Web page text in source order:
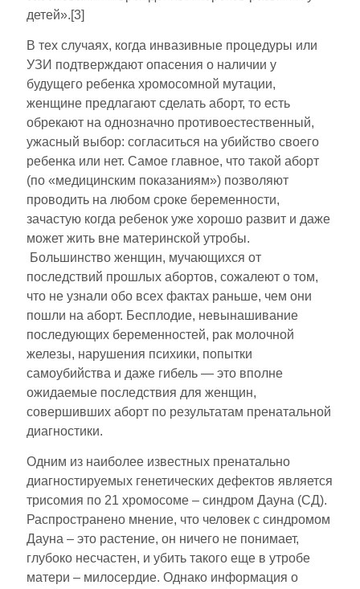
детей».[3]
В тех случаях, когда инвазивные процедуры или
УЗИ подтверждают опасения о наличии у
будущего ребенка хромосомной мутации,
женщине предлагают сделать аборт, то есть
обрекают на однозначно противоестественный,
ужасный выбор: согласиться на убийство своего
ребенка или нет. Самое главное, что такой аборт
(по «медицинским показаниям») позволяют
проводить на любом сроке беременности,
зачастую когда ребенок уже хорошо развит и даже
может жить вне материнской утробы.
Большинство женщин, мучающихся от
последствий прошлых абортов, сожалеют о том,
что не узнали обо всех фактах раньше, чем они
пошли на аборт. Бесплодие, невынашивание
последующих беременностей, рак молочной
железы, нарушения психики, попытки
самоубийства и даже гибель — это вполне
ожидаемые последствия для женщин,
совершивших аборт по результатам пренатальной
диагностики.
Одним из наиболее известных пренатально
диагностируемых генетических дефектов является
трисомия по 21 хромосоме – синдром Дауна (СД).
Распространено мнение, что человек с синдромом
Дауна – это растение, он ничего не понимает,
глубоко несчастен, и убить такого еще в утробе
матери – милосердие. Однако информация о